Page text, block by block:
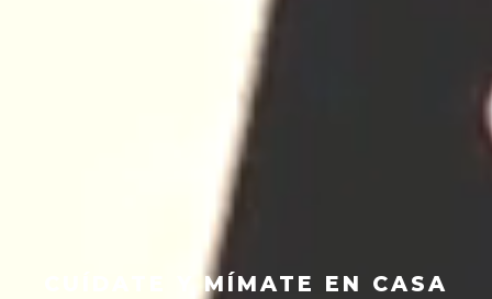
CUÍDATE Y MÍMATE EN CASA